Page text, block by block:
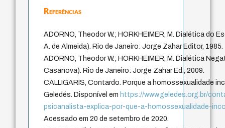
Referências
ADORNO, Theodor W.; HORKHEIMER, M. Dialética do
A. de Almeida). Rio de Janeiro: Jorge Zahar Editor, 1985.
ADORNO, Theodor W.; HORKHEIMER, M. Dialética
Casanova). Rio de Janeiro: Jorge Zahar Ed., 2009.
CALLIGARIS, Contardo. Porque a homossexualidade
Geledés. Disponível em https://www.geledes.org.br/
psicanalista-explica-por-que-a-homossexualidade-
Acessado em 20 de setembro de 2020.